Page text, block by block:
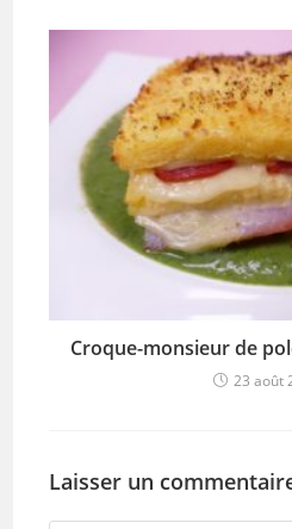
Croque-monsieur de
23 août
Laisser un